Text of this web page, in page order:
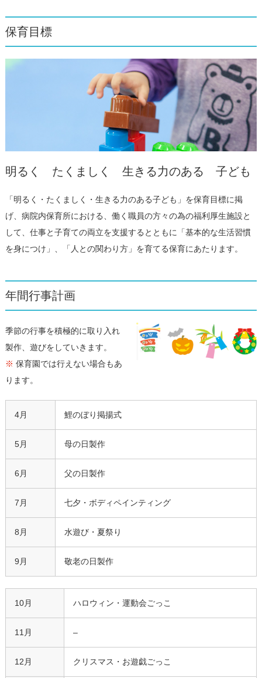
保育目標
明るく たくましく 生きる力のある 子ども
「明るく・たくましく・生きる力のある子ども」を保育目標に掲
げ、病院内保育所における、働く職員の方々の為の福利厚生施設と
して、仕事と子育ての両立を支援するとともに「基本的な生活習慣
を身につけ」、「人との関わり方」を育てる保育にあたります。
年間行事計画
季節の行事を積極的に取り入れ
製作、遊びをしていきます。
※ 保育園では行えない場合もあ
ります。
4月 鯉のぼり掲揚式
5月 母の日製作
6月 父の日製作
7月 七夕・ボディペインティング
8月 水遊び・夏祭り
9月 敬老の日製作
10月 ハロウィン・運動会ごっこ
11月 –
12月 クリスマス・お遊戯ごっこ